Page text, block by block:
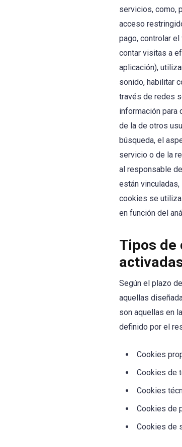
servicios, como,
acceso
pago, controlar
contar visitas a
aplicación),
sonido, habilitar
través de redes
información para
de la de otros
búsqueda, el
servicio o de la
al responsable
están
cookies se
en función del
Tipos de
Según el plazo
aquellas
son aquellas en
definido por el
Cookies
Cookies de
Cookies
Cookies de
Cookies de